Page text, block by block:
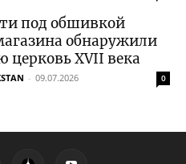
под обшивкой
обнаружили
церковь XVII века
- 09.07.2026 0